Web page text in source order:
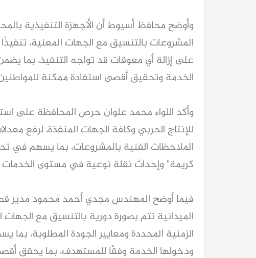
وأوضح محافظ أسيوط أن الأجهزة التنفيذية
المشروعات بالتنسيق مع الجهات المعنية،
على إزالة أي معوقات قد تواجه التنفيذ، بما
الخدمة وتحقيق أقصى استفادة ممكنة
وأكد اللواء محمد علوان حرص المحافظة على
للإنتاج الحربي وكافة الجهات المنفذة، لرفع
الملاحظات الفنية بالمشروعات، بما يسهم في
كريمة" وإحداث نقلة نوعية في مستوى الخدمات
فيما أوضح المهندس مجدي أحمد محمود مدير
الميدانية تتم بصورة دورية بالتنسيق مع الجهات
الزمنية المحددة ومعايير الجودة المطلوبة،
ودخولها الخدمة وفقًا للمستهدف، بما يحقق